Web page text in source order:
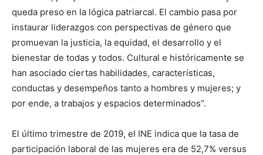
queda preso en la lógica patriarcal. El cambio pasa por
instaurar liderazgos con perspectivas de género que
promuevan la justicia, la equidad, el desarrollo y el
bienestar de todas y todos. Cultural e históricamente se
han asociado ciertas habilidades, características,
conductas y desempeños tanto a hombres y mujeres; y
por ende, a trabajos y espacios determinados”.
El último trimestre de 2019, el INE indica que la tasa de
participación laboral de las mujeres era de 52,7% versus